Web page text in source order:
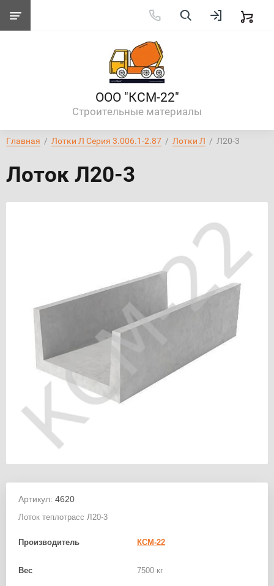
ООО "КСМ-22"
Строительные материалы
Главная
  /
Лотки Л Серия 3.006.1-2.87
  /
Лотки Л
  /  Л20-3
Лоток Л20-3
Артикул: 4620
Лоток теплотрасс Л20-3
Производитель КСМ-22
Вес 7500 кг